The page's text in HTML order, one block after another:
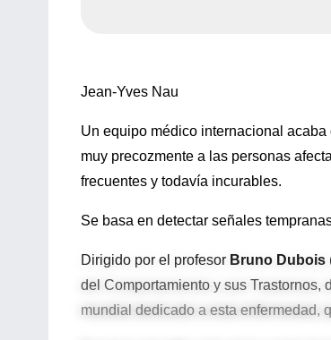
Jean-Yves Nau
Un equipo médico internacional
muy precozmente a las personas
frecuentes y todavía incurables.
Se basa en detectar señales
Dirigido por el profesor Bruno Dubois
del Comportamiento y sus Trastornos,
mundial dedicado a esta enfermedad,